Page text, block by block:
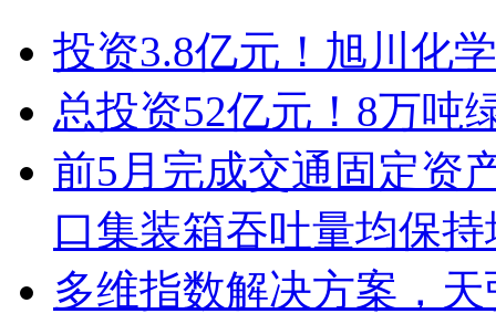
投资3.8亿元！旭川化
总投资52亿元！8万吨
前5月完成交通固定资
口集装箱吞吐量均保
多维指数解决方案，